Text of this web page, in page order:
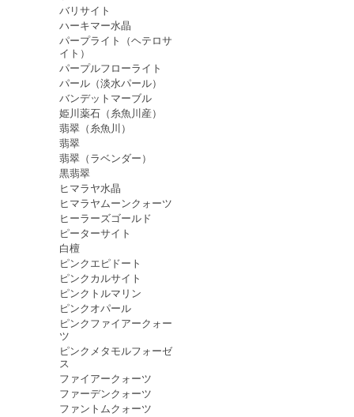
バリサイト
ハーキマー水晶
パープライト（ヘテロサ
イト）
パープルフローライト
パール（淡水パール）
バンデットマーブル
姫川薬石（糸魚川産）
翡翠（糸魚川）
翡翠
翡翠（ラベンダー）
黒翡翠
ヒマラヤ水晶
ヒマラヤムーンクォーツ
ヒーラーズゴールド
ピーターサイト
白檀
ピンクエピドート
ピンクカルサイト
ピンクトルマリン
ピンクオパール
ピンクファイアークォー
ツ
ピンクメタモルフォーゼ
ス
ファイアークォーツ
ファーデンクォーツ
ファントムクォーツ